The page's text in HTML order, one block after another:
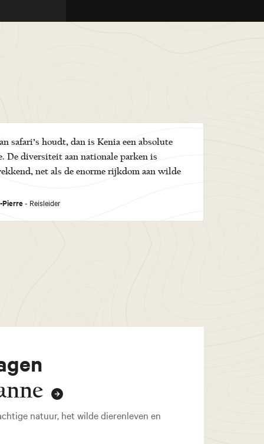
safari’s houdt, dan is Kenia een absolute
De diversiteit aan nationale parken is
net als de enorme rijkdom aan wilde
Pierre- Reisleider
natuur, het wilde dierenleven en